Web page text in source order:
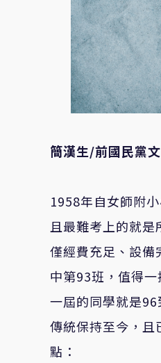
簡漢生/前國民黨
1958年自女師附
且最難考上的就
僅經費充足、設備
中第93班，值得
一屆的同學就是
傳統保持至今，
點：